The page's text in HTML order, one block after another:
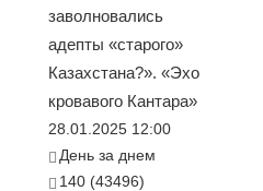
заволновались
адепты «старого»
Казахстана?». «Эхо
кровавого Кантара»
28.01.2025 12:00
День за днем
140 (43496)